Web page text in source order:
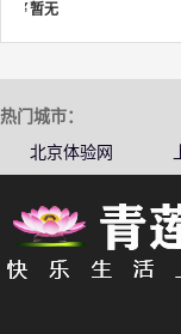
人均:
热门城市：
北京体验网